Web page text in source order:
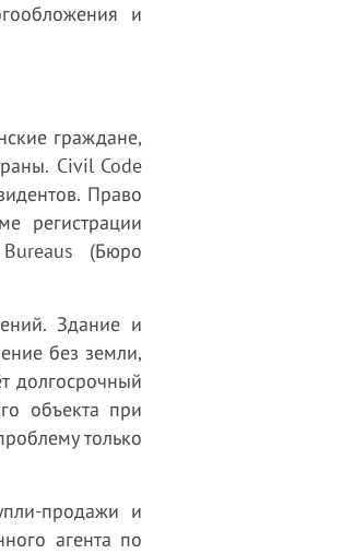
и
граждане,
Civil Code
Право
регистрации
(Бюро
Здание и
без земли,
долгосрочный
объекта при
только
продажи и
агента по